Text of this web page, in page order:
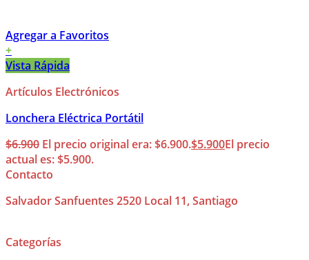
Agregar a Favoritos
+
Vista Rápida
Artículos Electrónicos
Lonchera Eléctrica Portátil
$6.900 El precio original era: $6.900.$5.900El precio
actual es: $5.900.
Contacto
Salvador Sanfuentes 2520 Local 11, Santiago
Categorías